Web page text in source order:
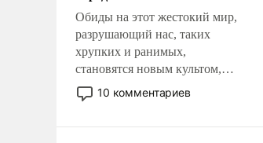
Обиды на этот жестокий мир,
разрушающий нас, таких
хрупких и ранимых,
становятся новым культом,
постепенно вытесняя и
отменяя традиционное
10 комментариев